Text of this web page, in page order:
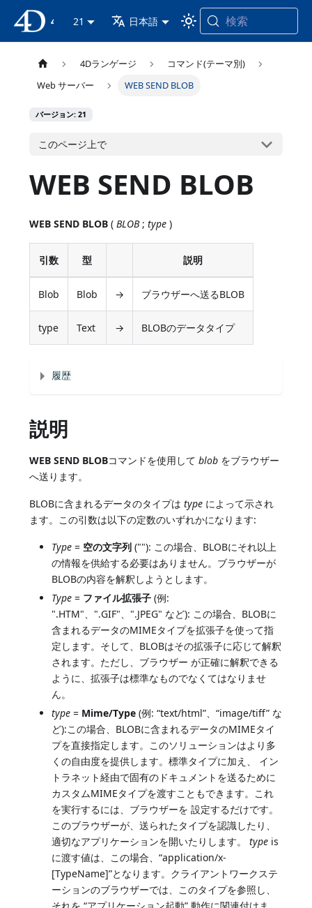
21 日本語 検索
4Dランゲージ
コマンド(テーマ別)
Web サーバー
WEB SEND BLOB
バージョン: 21
このページ上で
WEB SEND BLOB
WEB SEND BLOB (BLOB;type )
引数 型 説明
Blob Blob → ブラウザーへ送るBLOB
type Text → BLOBのデータタイプ
履歴
説明
WEB SEND BLOBコマンドを使用してblob をブラウザー
へ送ります。
BLOBに含まれるデータのタイプはtype によって示され
ます。この引数は以下の定数のいずれかになります:
Type = 空の文字列 (""): この場合、BLOBにそれ以上
の情報を供給する必要はありません。ブラウザーが
BLOBの内容を解釈しようとします。
Type = ファイル拡張子 (例:
".HTM"、".GIF"、".JPEG" など): この場合、BLOBに
含まれるデータのMIMEタイプを拡張子を使って指
定します。そして、BLOBはその拡張子に応じて解釈
されます。ただし、ブラウザー が正確に解釈できる
ように、拡張子は標準なものでなくてはなりませ
ん。
type = Mime/Type (例: “text/html”、“image/tiff” な
ど):この場合、BLOBに含まれるデータのMIMEタイ
プを直接指定します。このソリューションはより多
くの自由度を提供します。標準タイプに加え、 イン
トラネット経由で固有のドキュメントを送るために
カスタムMIMEタイプを渡すこともできます。これ
を実行するには、ブラウザーを 設定するだけです。
このブラウザーが、送られたタイプを認識したり、
適切なアプリケーションを開いたりします。type is
に渡す値は、この場合、“application/x-
[TypeName]”となります。クライアントワークステ
ーションのブラウザーでは、このタイプを参照し、